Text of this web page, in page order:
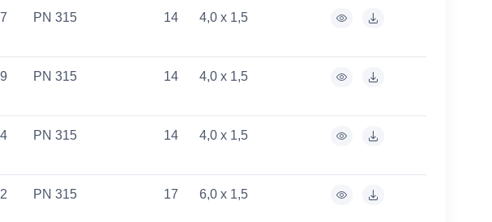
PN 315 14 4,0 x 1,5
PN 315 14 4,0 x 1,5
PN 315 14 4,0 x 1,5
PN 315 17 6,0 x 1,5